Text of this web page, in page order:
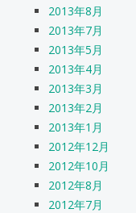
2013年8月
2013年7月
2013年5月
2013年4月
2013年3月
2013年2月
2013年1月
2012年12月
2012年10月
2012年8月
2012年7月